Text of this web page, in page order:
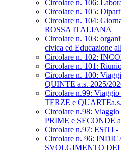
Circolare n. 106:
Circolare n. 105:
Circolare n. 104:
ROSSA ITALIANA
Circolare n. 103:
civica ed Educazione
Circolare n. 102:
Circolare n. 101:
Circolare n. 100:
QUINTE a.s. 2025/
Circolare n.99: Viaggio
TERZE e
Circolare n.98: Viaggio
PRIME e SECONDE
Circolare n.97: ESITI
Circolare n. 96:
SVOLGIMENTO